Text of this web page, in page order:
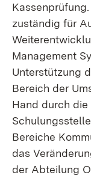
zuständig für
Management
Unterstützung
Bereich der
Hand durch
Bereiche
das
der Abteilung